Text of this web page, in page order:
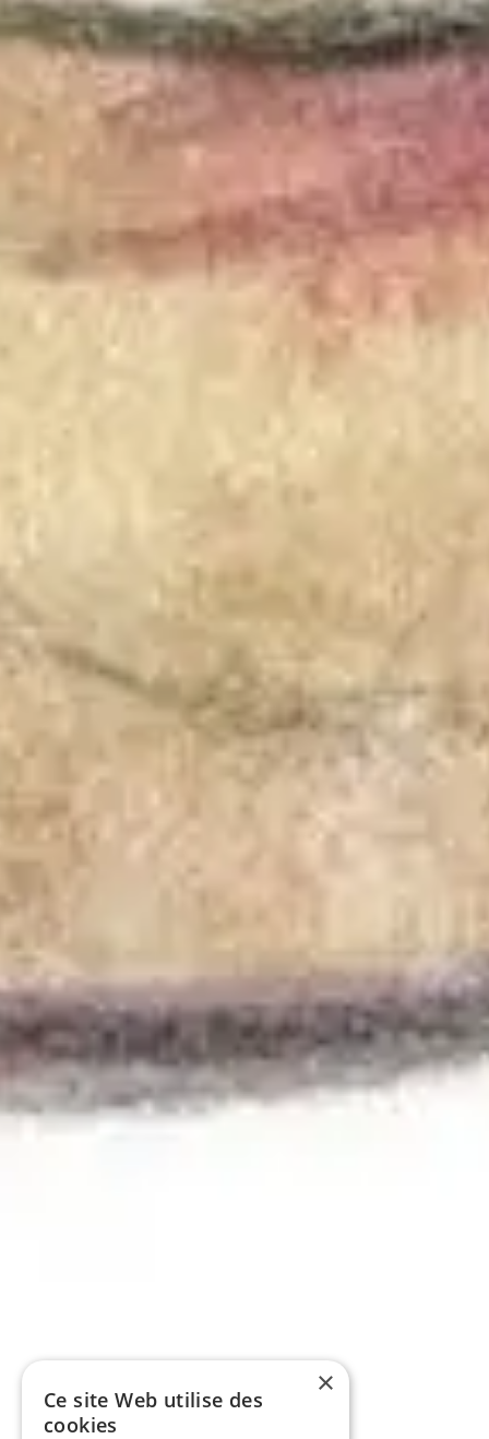
×
Ce site Web utilise des
cookies